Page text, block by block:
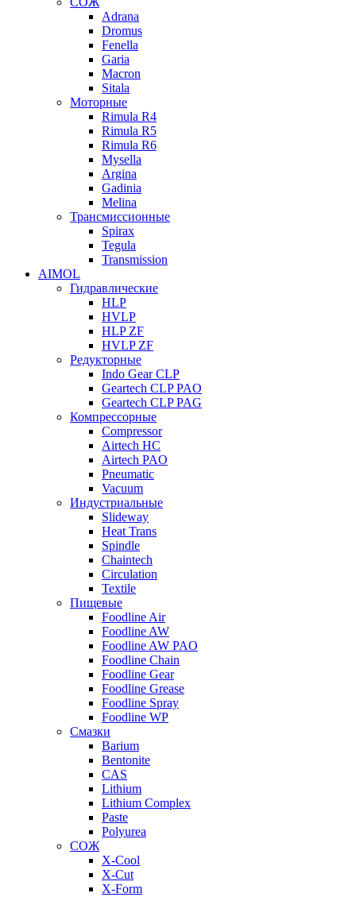
Adrana
Dromus
Fenella
Garia
Macron
Sitala
Моторные
Rimula R4
Rimula R5
Rimula R6
Mysella
Argina
Gadinia
Melina
Трансмиссионные
Spirax
Tegula
Transmission
AIMOL
Гидравлические
HLP
HVLP
HLP ZF
HVLP ZF
Редукторные
Indo Gear CLP
Geartech CLP PAO
Geartech CLP PAG
Компрессорные
Compressor
Airtech HC
Airtech PAO
Pneumatic
Vacuum
Индустриальные
Slideway
Heat Trans
Spindle
Chaintech
Circulation
Textile
Пищевые
Foodline Air
Foodline AW
Foodline AW PAO
Foodline Chain
Foodline Gear
Foodline Grease
Foodline Spray
Foodline WP
Смазки
Barium
Bentonite
CAS
Lithium
Lithium Complex
Paste
Polyurea
СОЖ
X-Cool
X-Cut
X-Form